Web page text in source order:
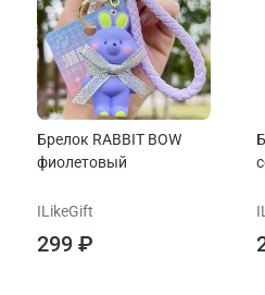
Брелок RABBIT BOW
фиолетовый
ILikeGift
299 ₽